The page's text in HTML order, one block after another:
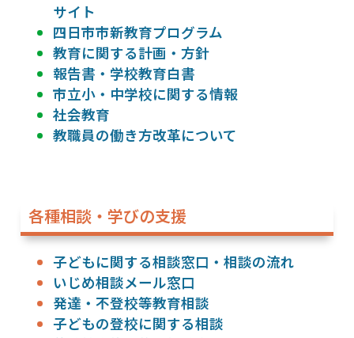
サイト
四日市市新教育プログラム
教育に関する計画・方針
報告書・学校教育白書
市立小・中学校に関する情報
社会教育
教職員の働き方改革について
各種相談・学びの支援
子どもに関する相談窓口・相談の流れ
いじめ相談メール窓口
発達・不登校等教育相談
子どもの登校に関する相談